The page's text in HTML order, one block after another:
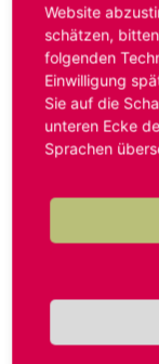
Benutzername
Passwort*
Website
schätzen,
folgenden
Einwilligung
Sie auf die
unteren Ecke
Sprachen